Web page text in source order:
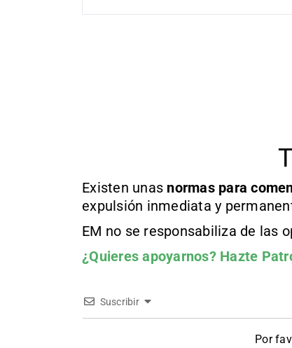
Existen unas normas para
expulsión inmediata y
EM no se responsabiliza de las
¿Quieres apoyarnos? Hazte
Suscribir
Por